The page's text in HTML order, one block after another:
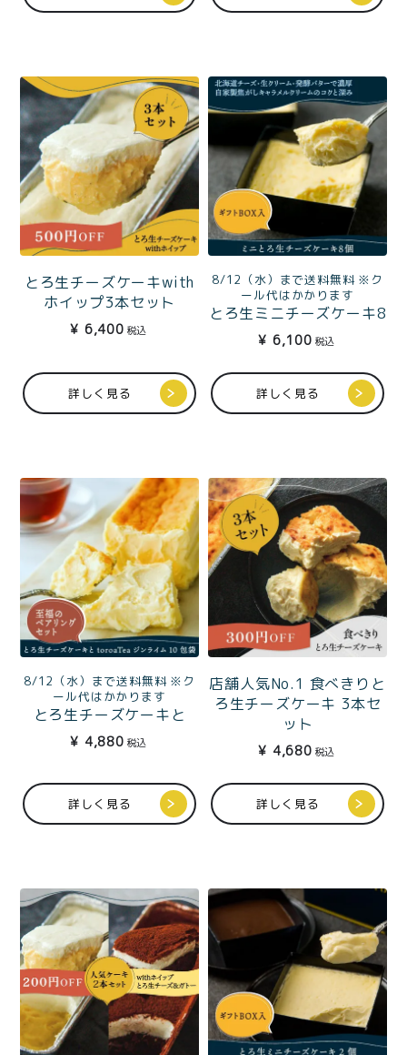
とろ生チーズケーキwith
ホイップ3本セット
¥ 6,400 税込
詳しく見る
8/12（水）まで送料無料 ※ク
ール代はかかります
とろ生ミニチーズケーキ8
個ギフトBOX入 ベストお
取り寄せ大賞2022総合大
賞とろ生チーズケーキの
一人分サイズ
¥ 6,100 税込
詳しく見る
8/12（水）まで送料無料 ※ク
ール代はかかります
とろ生チーズケーキと
toroaTea個包装5種のテ
ィータイムセット
¥ 4,880 税込
詳しく見る
店舗人気No.1 食べきりと
ろ生チーズケーキ 3本セ
ット
¥ 4,680 税込
詳しく見る